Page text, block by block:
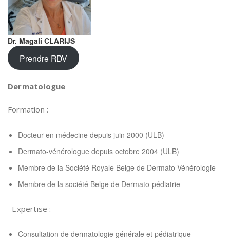
Dr. Magali CLARIJS
Prendre RDV
Dermatologue
Formation :
Docteur en médecine depuis juin 2000 (ULB)
Dermato-vénérologue depuis octobre 2004 (ULB)
Membre de la Société Royale Belge de Dermato-Vénérologie
Membre de la société Belge de Dermato-pédiatrie
Expertise :
Consultation de dermatologie générale et pédiatrique